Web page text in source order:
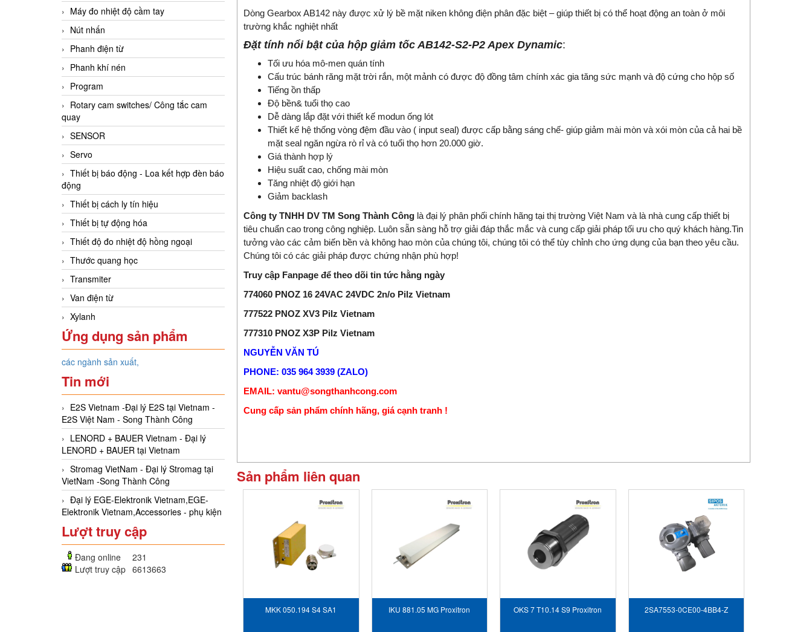
Máy đo nhiệt độ cầm tay
Nút nhấn
Phanh điện từ
Phanh khí nén
Program
Rotary cam switches/ Công tắc cam
quay
SENSOR
Servo
Thiết bị báo động - Loa kết hợp đèn báo
động
Thiết bị cách ly tín hiệu
Thiết bị tự động hóa
Thiết độ đo nhiệt độ hồng ngoại
Thước quang học
Transmiter
Van điện từ
Xylanh
Ứng dụng sản phẩm
các ngành sản xuất,
Tin mới
E2S Vietnam -Đại lý E2S tại Vietnam -
E2S Việt Nam - Song Thành Công
LENORD + BAUER Vietnam - Đại lý
LENORD + BAUER tại Vietnam
Stromag VietNam - Đại lý Stromag tại
VietNam -Song Thành Công
Đại lý EGE-Elektronik Vietnam,EGE-
Elektronik Vietnam,Accessories - phụ kiện
Lượt truy cập
Đang online
231
Lượt truy cập 6613663
Dòng Gearbox AB142 này được xử lý bề mặt niken không điện phân đặc biệt – giúp thiết bị có thể hoạt động an toàn ở môi
trường khắc nghiệt nhất
Đặt tính nổi bật của hộp giảm tốcAB142-S2-P2 Apex Dynamic:
Tối ưu hóa mô-men quán tính
Cấu trúc bánh răng mặt trời rắn, một mảnh có được độ đồng tâm chính xác gia tăng sức mạnh và độ cứng cho hộp số
Tiếng ồn thấp
Độ bền& tuổi thọ cao
Dễ dàng lắp đặt với thiết kế modun ống lót
Thiết kế hệ thống vòng đệm đầu vào ( input seal) được cấp bằng sáng chế- giúp giảm mài mòn và xói mòn của cả hai bề
mặt seal ngăn ngừa rò rỉ và có tuổi thọ hơn 20.000 giờ.
Giá thành hợp lý
Hiệu suất cao, chống mài mòn
Tăng nhiệt độ giới hạn
Giảm backlash
Công ty TNHH DV TM Song Thành Công là đại lý phân phối chính hãng tại thị trường Việt Nam và là nhà cung cấp thiết bị
tiêu chuẩn cao trong công nghiệp. Luôn sẵn sàng hỗ trợ giải đáp thắc mắc và cung cấp giải pháp tối ưu cho quý khách hàng.Tin
tưởng vào các cảm biến bền và không hao mòn của chúng tôi, chúng tôi có thể tùy chỉnh cho ứng dụng của bạn theo yêu cầu.
Chúng tôi có các giải pháp được chứng nhận phù hợp!
Truy cập Fanpage để theo dõi tin tức hằng ngày
774060 PNOZ 16 24VAC 24VDC 2n/o Pilz Vietnam
777522 PNOZ XV3 Pilz Vietnam
777310 PNOZ X3P Pilz Vietnam
NGUYỄN VĂN TÚ
PHONE: 035 964 3939 (ZALO)
EMAIL: vantu@songthanhcong.com
Cung cấp sản phẩm chính hãng, giá cạnh tranh !
Sản phẩm liên quan
MKK 050.194 S4 SA1
IKU 881.05 MG Proxitron
OKS 7 T10.14 S9 Proxitron
2SA7553-0CE00-4BB4-Z